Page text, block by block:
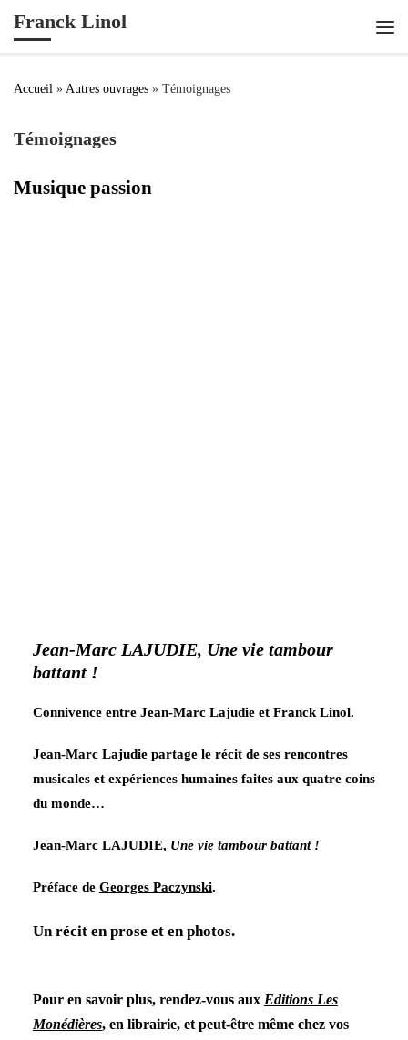
Passer au contenu
Franck Linol
Accueil » Autres ouvrages » Témoignages
Témoignages
Musique passion
Jean-Marc LAJUDIE, Une vie tambour
battant !
Connivence entre Jean-Marc Lajudie et Franck Linol.
Jean-Marc Lajudie partage le récit de ses rencontres
musicales et expériences humaines faites aux quatre coins
du monde…
Jean-Marc LAJUDIE, Une vie tambour battant !
Préface de Georges Paczynski.
Un récit en prose et en photos.
Pour en savoir plus, rendez-vous aux Editions Les
Monédières, en librairie, et peut-être même chez vos